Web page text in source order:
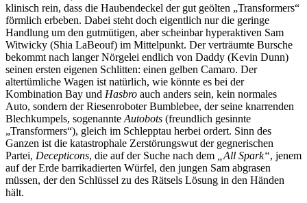
klinisch rein, dass die Haubendeckel der gut geölten „Transformers“
förmlich erbeben. Dabei steht doch eigentlich nur die geringe
Handlung um den gutmütigen, aber scheinbar hyperaktiven Sam
Witwicky (Shia LaBeouf) im Mittelpunkt. Der verträumte Bursche
bekommt nach langer Nörgelei endlich von Daddy (Kevin Dunn)
seinen ersten eigenen Schlitten: einen gelben Camaro. Der
altertümliche Wagen ist natürlich, wie könnte es bei der
Kombination Bay und Hasbro auch anders sein, kein normales
Auto, sondern der Riesenroboter Bumblebee, der seine knarrenden
Blechkumpels, sogenannte Autobots (freundlich gesinnte
„Transformers“), gleich im Schlepptau herbei ordert. Sinn des
Ganzen ist die katastrophale Zerstörungswut der gegnerischen
Partei, Decepticons, die auf der Suche nach dem „All Spark“, jenem
auf der Erde barrikadierten Würfel, den jungen Sam abgrasen
müssen, der den Schlüssel zu des Rätsels Lösung in den Händen
hält.